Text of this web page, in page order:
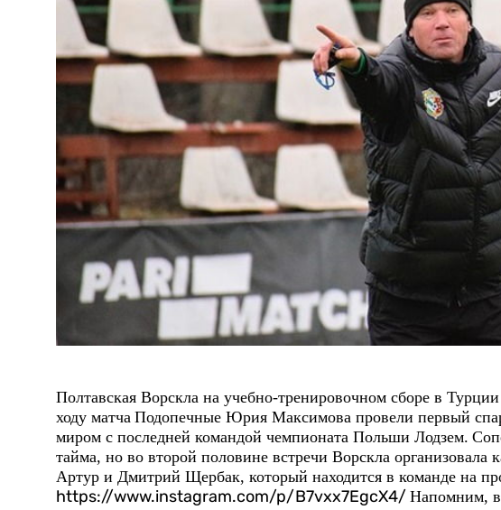
Полтавская Ворскла на учебно-тренировочном сборе в
ходу матча Подопечные Юрия Максимова провели первый
миром с последней командой чемпионата Польши Лодзем.
тайма, но во второй половине встречи Ворскла организовала
Артур и Дмитрий Щербак, который находится в команде на
https://www.instagram.com/p/B7vxx7EgcX4/ Напомним, в